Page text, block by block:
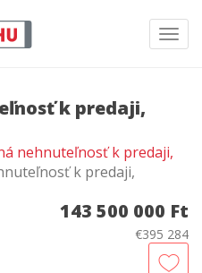
k predaji,
nehnuteľnosť k predaji,
k predaji,
143 500 000 Ft
€395 284